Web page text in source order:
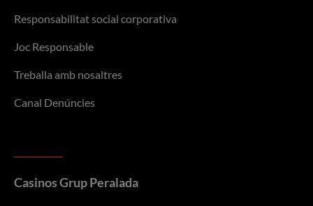
Responsabilitat social corporativa
Joc Responsable
Treballa amb nosaltres
Canal Denúncies
Casinos Grup Peralada